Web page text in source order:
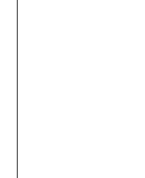
вкус